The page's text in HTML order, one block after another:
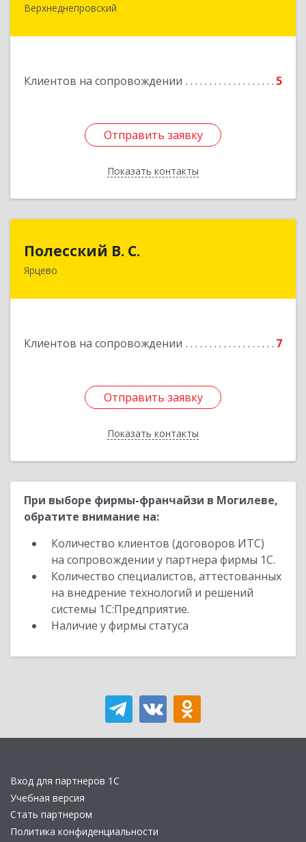
Верхнеднепровский
Клиентов на сопровождении 5
Отправить заявку
Показать контакты
Отправить заявку
Назад
Полесский В. С.
Ярцево
Клиентов на сопровождении 7
Отправить заявку
Показать контакты
Отправить заявку
Назад
При выборе фирмы-франчайзи в Могилеве,
обратите внимание на:
Количество клиентов (договоров ИТС)
на сопровождении у партнера фирмы 1С.
Количество специалистов, аттестованных
на внедрение технологий и решений
системы 1С:Предприятие.
Наличие у фирмы статуса
Вход для партнеров 1С
Учебная версия
Стать партнером
Политика конфиденциальности